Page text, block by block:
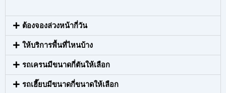
ต้องจองล่วงหน้ากี่วัน
ให้บริการพื้นที่ไหนบ้าง
รถเครนมีขนาดกี่ตันให้เลือก
รถเฮี๊ยบมีขนาดกี่ขนาดให้เลือก